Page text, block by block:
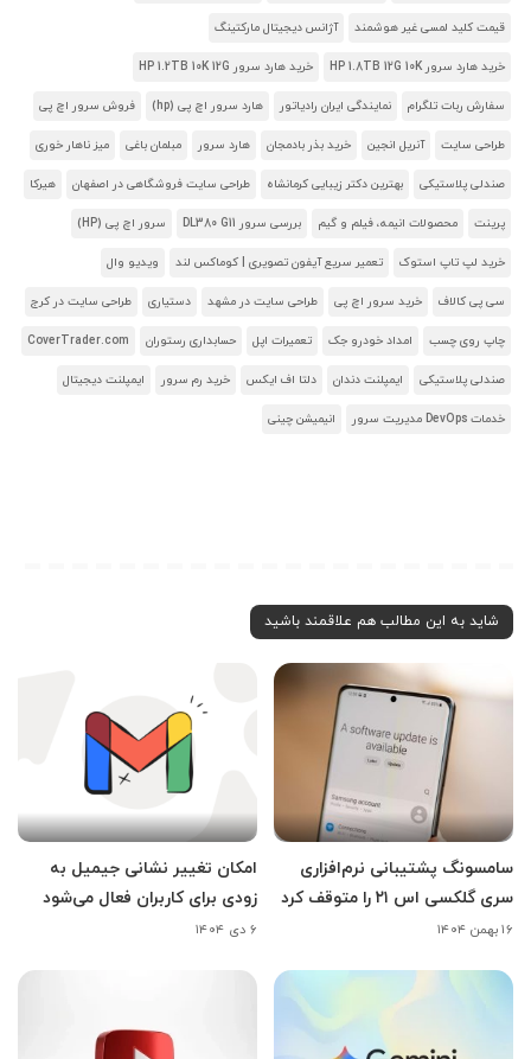
قیمت کلید لمسی غیر هوشمند آژانس دیجیتال مارکتینگ
خرید هارد سرور HP 1.8TB 12G 10K خرید هارد سرور HP 1.2TB 10K 12G
سفارش ربات تلگرام نمایندگی ایران رادیاتور هارد سرور اچ پی (hp) فروش سرور اچ پی
طراحی سایت آنریل انجین خرید بذر بادمجان هارد سرور مبلمان باغی میز ناهار خوری
صندلی پلاستیکی بهترین دکتر زیبایی کرمانشاه طراحی سایت فروشگاهی در اصفهان هیرکا
پرینت محصولات انیمه، فیلم و گیم بررسی سرور DL380 G11 سرور اچ پی (HP)
خرید لپ تاپ استوک تعمیر سریع آیفون تصویری | کوماکس لند ویدیو وال
سی پی کالاف خرید سرور اچ پی طراحی سایت در مشهد دستیاری طراحی سایت در کرج
چاپ روی چسب امداد خودرو جک تعمیرات اپل حسابداری رستوران CoverTrader.com
صندلی پلاستیکی ایمپلنت دندان دلتا اف ایکس خرید رم سرور ایمپلنت دیجیتال
خدمات DevOps مدیریت سرور انیمیشن چینی
شاید به این مطالب هم علاقمند باشید
سامسونگ پشتیبانی نرم‌افزاری
سری گلکسی اس ۲۱ را متوقف کرد
۱۶ بهمن ۱۴۰۴
امکان تغییر نشانی جیمیل به
زودی برای کاربران فعال می‌شود
۶ دی ۱۴۰۴